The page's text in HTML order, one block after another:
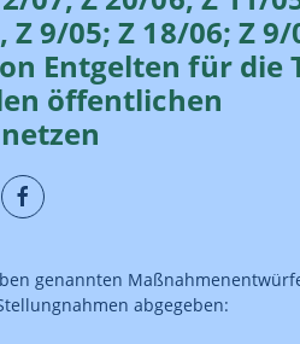
Z 9/05; Z 18/06; Z
Entgelten für die
öffentlichen
genannten
abgegeben: